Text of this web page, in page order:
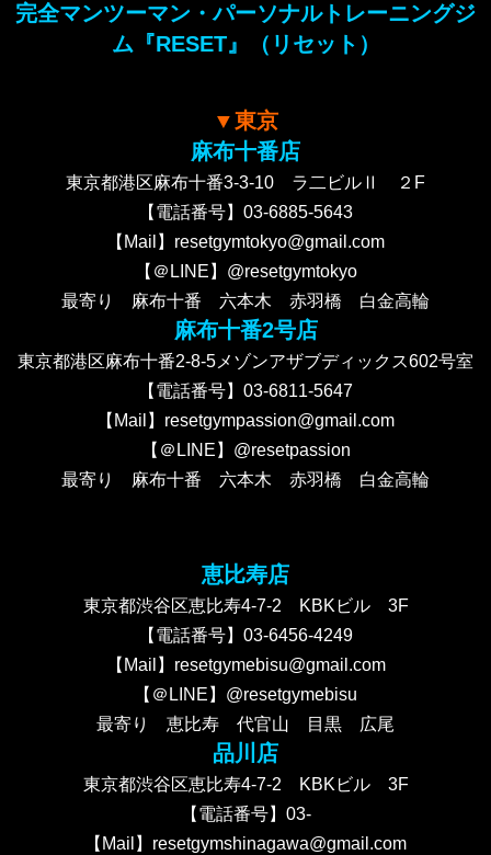
完全マンツーマン・パーソナルトレーニングジ
ム『RESET』（リセット）
▼東京
麻布十番店
東京都港区麻布十番3-3-10 ラ二ビルⅡ ２F
【電話番号】03-6885-5643
【Mail】resetgymtokyo@gmail.com
【＠LINE】@resetgymtokyo
最寄り 麻布十番 六本木 赤羽橋 白金高輪
麻布十番2号店
東京都港区麻布十番2-8-5メゾンアザブディックス602号室
【電話番号】03-6811-5647
【Mail】resetgympassion@gmail.com
【＠LINE】@resetpassion
最寄り 麻布十番 六本木 赤羽橋 白金高輪
恵比寿店
東京都渋谷区恵比寿4-7-2 KBKビル 3F
【電話番号】03-6456-4249
【Mail】resetgymebisu@gmail.com
【＠LINE】@resetgymebisu
最寄り 恵比寿 代官山 目黒 広尾
品川店
東京都渋谷区恵比寿4-7-2 KBKビル 3F
【電話番号】03-
【Mail】resetgymshinagawa@gmail.com